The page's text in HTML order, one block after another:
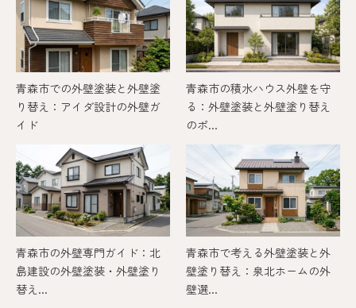
青森市での外壁塗装と外壁塗
り替え：アイダ設計の外壁ガ
イド
青森市の積水ハウス外壁を守
る：外壁塗装と外壁塗り替え
のポ...
青森市の外壁専門ガイド：北
島建設の外壁塗装・外壁塗り
替え...
青森市で考える外壁塗装と外
壁塗り替え：泉北ホームの外
壁選...